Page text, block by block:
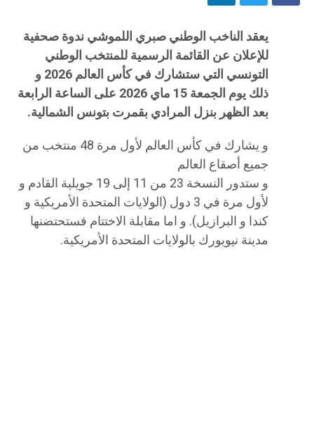
يعقد الناخب الوطني صبري اللموشي ندوة صحفية
للإعلان عن القائمة الرسمية للمنتخب الوطني
التونسي التي ستشارك في كأس العالم 2026 و
ذلك يوم الجمعة 15 ماي 2026 على الساعة الرابعة
بعد الظهر بنزل المرادي بقمرت بتونس الشمالية.
و يشارك في كأس العالم لأول مرة 48 منتخب من
جميع أصقاع العالم
و ستدور النسخة 23 من 11 إلى 19 جويلية القادم و
لأول مرة في 3 دول (الولايات المتحدة الأمريكية و
كندا و البرازيل). و اما مقابلة الاختتام فستحتضنها
مدينة نيويورك بالولايات المتحدة الأمريكية.